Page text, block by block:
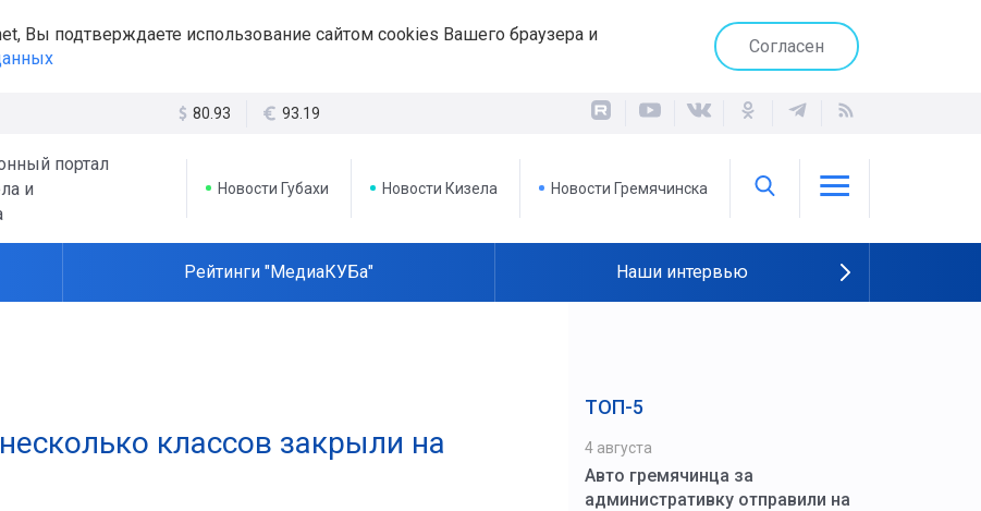
Вы подтверждаете использование сайтом cookies Вашего браузера и
Согласен
80.93 93.19
портал
и
Новости Губахи Новости Кизела Новости Гремячинска
Рейтинги "МедиаКУБа" Наши интервью
классов закрыли на
ТОП-5
4 августа
Авто гремячинца за
административку отправили на